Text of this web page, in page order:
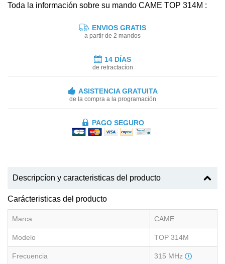
Toda la información sobre su mando CAME TOP 314M :
ENVIOS GRATIS
a partir de 2 mandos
14 DÍAS
de retractacíon
ASISTENCIA GRATUITA
de la compra a la programación
PAGO SEGURO
Descripcíon y caracteristicas del producto
Carácteristicas del producto
Marca CAME
Modelo TOP 314M
Frecuencia 315 MHz